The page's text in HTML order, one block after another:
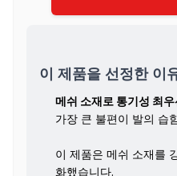
이 제품을 선정한 이
메쉬 소재로 통기성 최우
가장 큰 불편이 발의 습
이 제품은 메쉬 소재를
화했습니다.